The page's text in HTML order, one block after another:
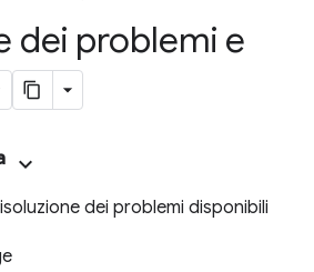
dei problemi e
dei problemi disponibili